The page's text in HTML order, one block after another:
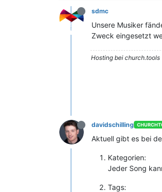
sdmc
Unsere Musiker
Zweck eingesetzt
Hosting bei church.tools
davidschilling
Aktuell gibt es bei
Kategorien:
Jeder Song
Tags: